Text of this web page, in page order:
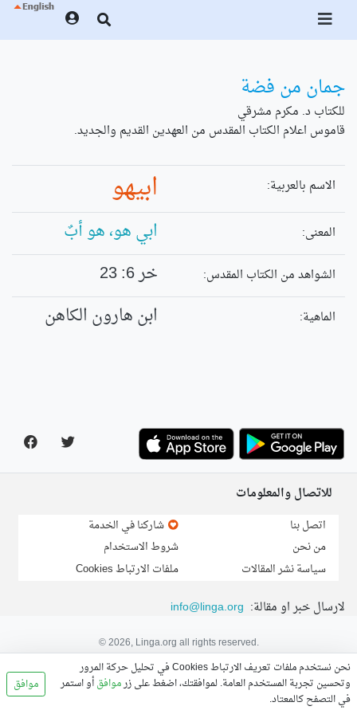
جمان من فضة
للكتاب د. مكرم مشرقي
قاموس اعلام الكتاب المقدس من العهدين القديم والجديد.
الاسم بالعربية: ابيهو
المعنى: ابي هو، هو أبٌ
الشواهد من الكتاب المقدس: خر 6: 23
الماهية: ابن هارون الكاهن
للاتصال والمعلومات
اتصل بنا
من نحن
سياسة نشر المقالات
شاركنا في الخدمة
شروط الاستخدام
ملفات الارتباط Cookies
لارسال خبر او مقالة: info@linga.org
© 2026, Linga.org all rights reserved.
نحن نستخدم ملفات تعريف الارتباط Cookies في تحليل حركة المرور
وتحسين تجربة المستخدم العامة. لموافقتك، اضغط على زرموافقأو استمر
في التصفح كالمعتاد.
موافق